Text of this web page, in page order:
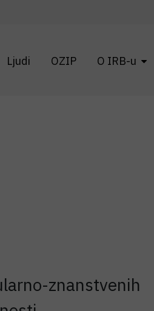
Ljudi OZIP O IRB-u
znanstvenih